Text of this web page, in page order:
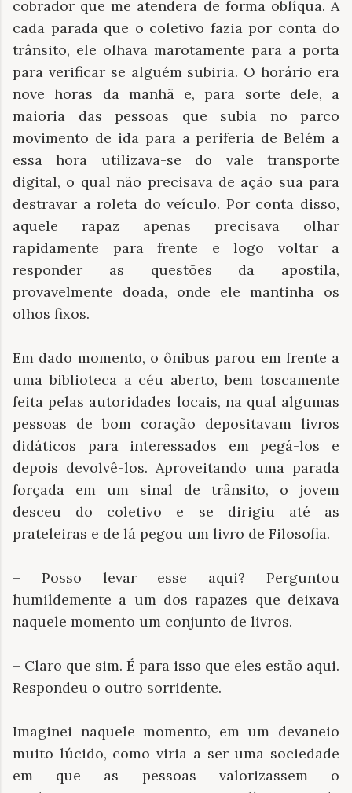
cobrador que me atendera de forma oblíqua. A
cada parada que o coletivo fazia por conta do
trânsito, ele olhava marotamente para a porta
para verificar se alguém subiria. O horário era
nove horas da manhã e, para sorte dele, a
maioria das pessoas que subia no parco
movimento de ida para a periferia de Belém a
essa hora utilizava-se do vale transporte
digital, o qual não precisava de ação sua para
destravar a roleta do veículo. Por conta disso,
aquele rapaz apenas precisava olhar
rapidamente para frente e logo voltar a
responder as questões da apostila,
provavelmente doada, onde ele mantinha os
olhos fixos.
Em dado momento, o ônibus parou em frente a
uma biblioteca a céu aberto, bem toscamente
feita pelas autoridades locais, na qual algumas
pessoas de bom coração depositavam livros
didáticos para interessados em pegá-los e
depois devolvê-los. Aproveitando uma parada
forçada em um sinal de trânsito, o jovem
desceu do coletivo e se dirigiu até as
prateleiras e de lá pegou um livro de Filosofia.
– Posso levar esse aqui? Perguntou
humildemente a um dos rapazes que deixava
naquele momento um conjunto de livros.
– Claro que sim. É para isso que eles estão aqui.
Respondeu o outro sorridente.
Imaginei naquele momento, em um devaneio
muito lúcido, como viria a ser uma sociedade
em que as pessoas valorizassem o